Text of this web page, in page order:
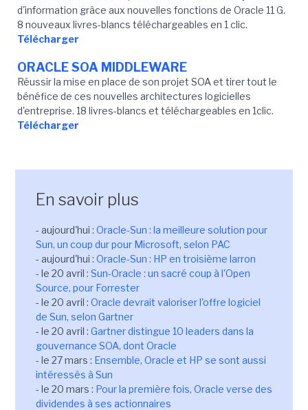
d'information grâce aux nouvelles fonctions de Oracle 11 G.
8 nouveaux livres-blancs téléchargeables en 1 clic.
Télécharger
ORACLE SOA MIDDLEWARE
Réussir la mise en place de son projet SOA et tirer tout le
bénéfice de ces nouvelles architectures logicielles
d'entreprise. 18 livres-blancs et téléchargeables en 1clic.
Télécharger
En savoir plus
- aujourd'hui : Oracle-Sun : la meilleure solution pour
Sun, un coup dur pour Microsoft, selon PAC
- aujourd'hui : Oracle-Sun : HP en troisième larron
- le 20 avril : Sun-Oracle : un sacré coup à l'Open
Source, pour Forrester
- le 20 avril : Oracle devrait valoriser l'offre logiciel
de Sun, selon Gartner
- le 20 avril : Gartner distingue 10 leaders dans la
gouvernance SOA, dont Oracle
- le 27 mars : Ensemble, Oracle et HP se sont aussi
intéressés à Sun
- le 20 mars : Pour la première fois, Oracle verse des
dividendes à ses actionnaires